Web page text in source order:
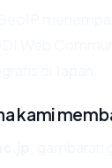
kami